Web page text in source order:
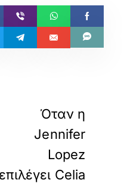
Όταν η
Jennifer
Lopez
επιλέγει Celia